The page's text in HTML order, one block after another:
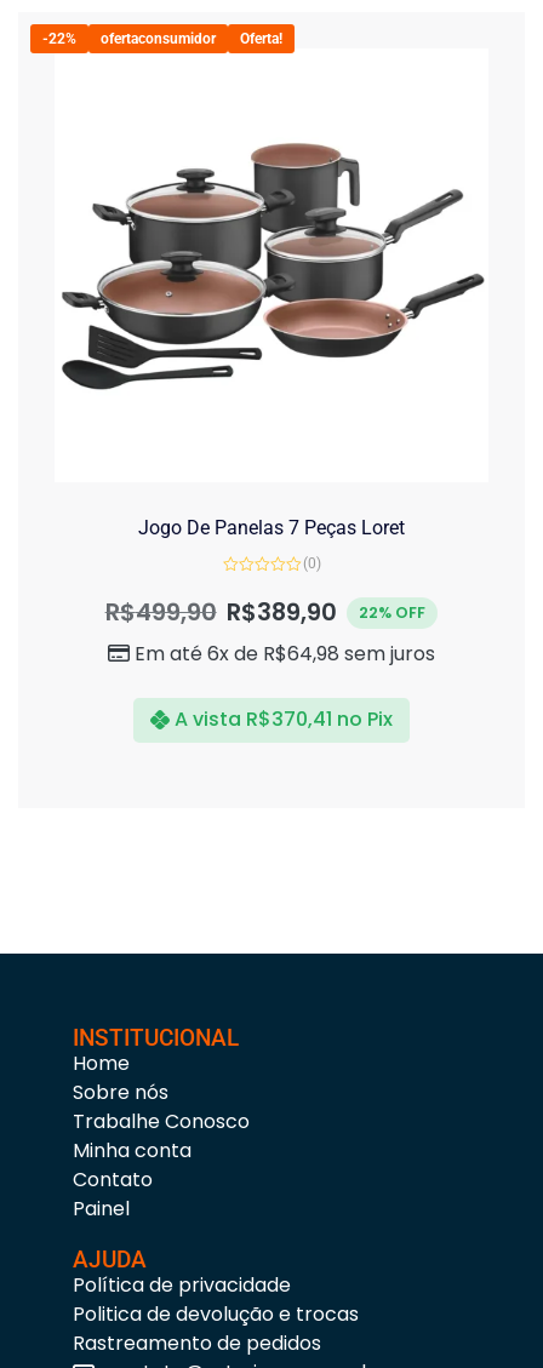
-22% ofertaconsumidor Oferta!
Jogo De Panelas 7 Peças Loret
de
(0)
R$499,90 R$389,90 22% OFF
Em até 6x de R$64,98 sem juros
A vista R$370,41 no Pix
INSTITUCIONAL
Home
Sobre nós
Trabalhe Conosco
Minha conta
Contato
Painel
AJUDA
Política de privacidade
Politica de devolução e trocas
Rastreamento de pedidos